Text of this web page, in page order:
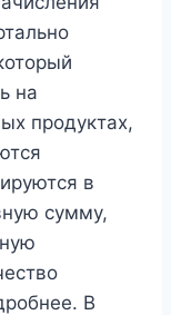
на
продуктах,
в
сумму,
В